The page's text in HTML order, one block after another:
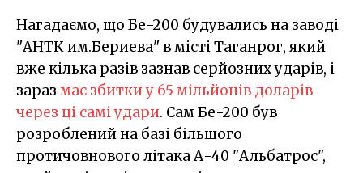
Нагадаємо, що Бе-200 будувались на заводі
"АНТК им.Бериева" в місті Таганрог, який
вже кілька разів зазнав серйозних ударів, і
зараз має збитки у 65 мільйонів доларів
через ці самі удари. Сам Бе-200 був
розроблений на базі більшого
протичовнового літака А-40 "Альбатрос",